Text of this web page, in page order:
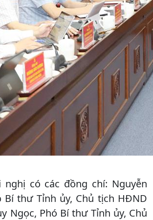
có các đồng chí: Nguyễn
Bí thư Tỉnh ủy, Chủ tịch HĐND
Ngọc, Phó Bí thư Tỉnh ủy, Chủ